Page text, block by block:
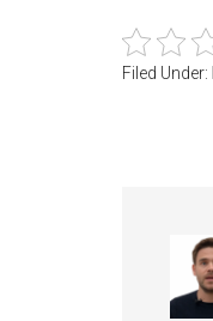
Filed Under: